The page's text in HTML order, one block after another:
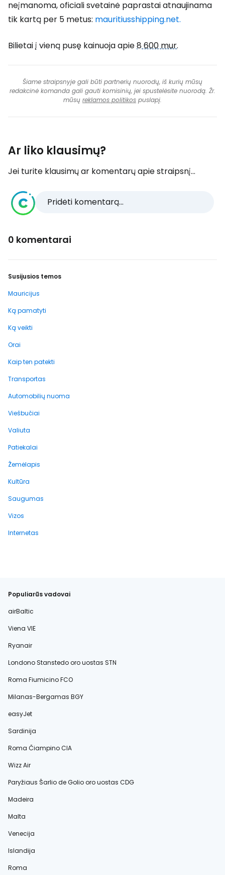
neįmanoma, oficiali svetainė paprastai atnaujinama
tik kartą per 5 metus: mauritiusshipping.net.
Bilietai į vieną pusę kainuoja apie8 600 mur.
Šiame straipsnyje gali būti partnerių nuorodų, iš kurių mūsų
redakcinė komanda gali gauti komisinių, jei spustelėsite nuorodą. Žr.
mūsų reklamos politikos puslapį.
Ar liko klausimų?
Jei turite klausimų ar komentarų apie straipsnį...
Pridėti komentarą...
0 komentarai
Susijusios temos
Mauricijus
Ką pamatyti
Ką veikti
Orai
Kaip ten patekti
Transportas
Automobilių nuoma
Viešbučiai
Valiuta
Patiekalai
Žemėlapis
Kultūra
Saugumas
Vizos
Internetas
Populiarūs vadovai
airBaltic
Viena VIE
Ryanair
Londono Stanstedo oro uostas STN
Roma Fiumicino FCO
Milanas-Bergamas BGY
easyJet
Sardinija
Roma Čiampino CIA
Wizz Air
Paryžiaus Šarlio de Golio oro uostas CDG
Madeira
Malta
Venecija
Islandija
Roma